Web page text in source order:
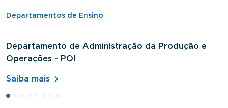
Departamentos de Ensino
Departamento de Administração da Produção e
Operações - POI
Saiba mais